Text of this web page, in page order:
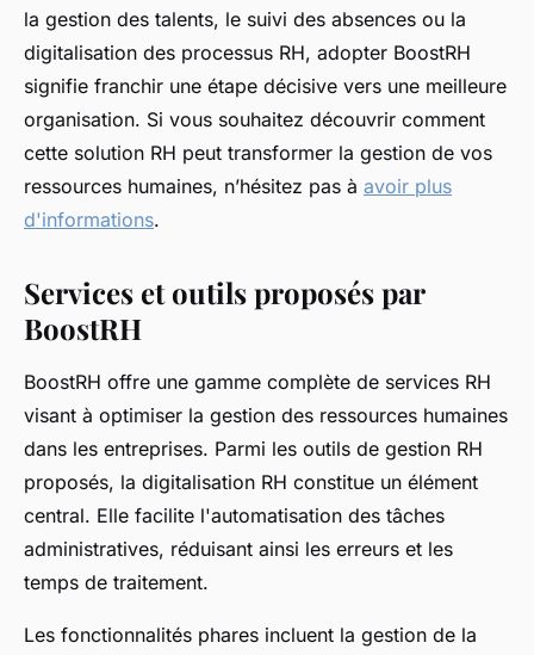
la gestion des talents, le suivi des absences ou la
digitalisation des processus RH, adopter BoostRH
signifie franchir une étape décisive vers une meilleure
organisation. Si vous souhaitez découvrir comment
cette solution RH peut transformer la gestion de vos
ressources humaines, n’hésitez pas à avoir plus
d'informations.
Services et outils proposés par
BoostRH
BoostRH offre une gamme complète de services RH
visant à optimiser la gestion des ressources humaines
dans les entreprises. Parmi les outils de gestion RH
proposés, la digitalisation RH constitue un élément
central. Elle facilite l'automatisation des tâches
administratives, réduisant ainsi les erreurs et les
temps de traitement.
Les fonctionnalités phares incluent la gestion de la